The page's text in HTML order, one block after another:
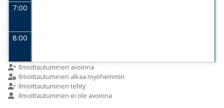
7:00
8:00
9:00
10:00
Ilmoittautuminen avoinna
Ilmoittautuminen alkaa myöhemmin
Ilmoittautuminen tehty
Ilmoittautuminen ei ole avoinna